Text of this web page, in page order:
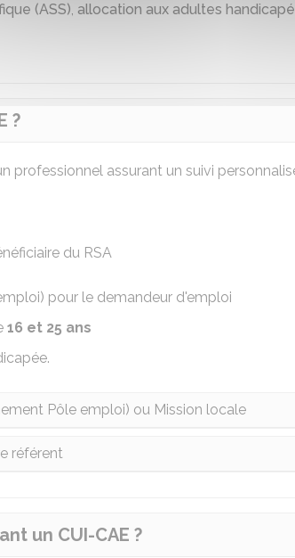
(ASS), allocation aux adultes
?
professionnel assurant un suivi
du RSA
pour le demandeur d'emploi
16 et 25 ans
Pôle emploi) ou Mission locale
référent
un CUI-CAE ?